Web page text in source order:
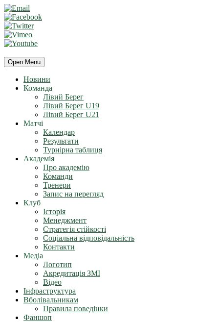
Open Menu
Новини
Команда
Лівий Берег
Лівий Берег U19
Лівий Берег U21
Матчі
Календар
Результати
Турнірна таблиця
Академія
Про академію
Команди
Тренери
Запис на перегляд
Клуб
Історія
Менеджмент
Стратегія стійкості
Соціальна відповідальність
Контакти
Медіа
Логотип
Акредитація ЗМІ
Відео
Інфраструктура
Вболівальникам
Правила поведінки
Фаншоп